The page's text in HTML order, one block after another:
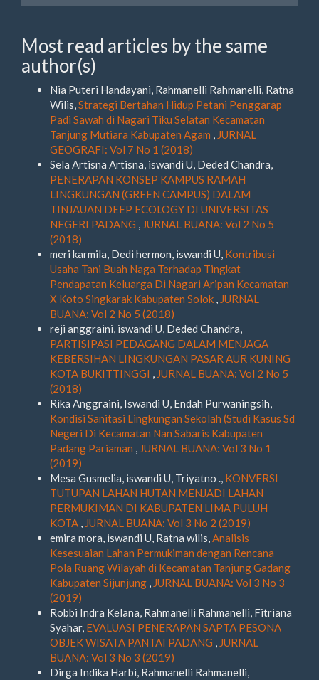
Most read articles by the same
author(s)
Nia Puteri Handayani, Rahmanelli Rahmanelli, Ratna
Wilis,Strategi Bertahan Hidup Petani Penggarap
Padi Sawah di Nagari Tiku Selatan Kecamatan
Tanjung Mutiara Kabupaten Agam , JURNAL
GEOGRAFI: Vol 7 No 1 (2018)
Sela Artisna Artisna, iswandi U, Deded Chandra,
PENERAPAN KONSEP KAMPUS RAMAH
LINGKUNGAN (GREEN CAMPUS) DALAM
TINJAUAN DEEP ECOLOGY DI UNIVERSITAS
NEGERI PADANG , JURNAL BUANA: Vol 2 No 5
(2018)
meri karmila, Dedi hermon, iswandi U, Kontribusi
Usaha Tani Buah Naga Terhadap Tingkat
Pendapatan Keluarga Di Nagari Aripan Kecamatan
X Koto Singkarak Kabupaten Solok , JURNAL
BUANA: Vol 2 No 5 (2018)
reji anggraini, iswandi U, Deded Chandra,
PARTISIPASI PEDAGANG DALAM MENJAGA
KEBERSIHAN LINGKUNGAN PASAR AUR KUNING
KOTA BUKITTINGGI , JURNAL BUANA: Vol 2 No 5
(2018)
Rika Anggraini, Iswandi U, Endah Purwaningsih,
Kondisi Sanitasi Lingkungan Sekolah (Studi Kasus Sd
Negeri Di Kecamatan Nan Sabaris Kabupaten
Padang Pariaman , JURNAL BUANA: Vol 3 No 1
(2019)
Mesa Gusmelia, iswandi U, Triyatno ., KONVERSI
TUTUPAN LAHAN HUTAN MENJADI LAHAN
PERMUKIMAN DI KABUPATEN LIMA PULUH
KOTA , JURNAL BUANA: Vol 3 No 2 (2019)
emira mora, iswandi U, Ratna wilis,Analisis
Kesesuaian Lahan Permukiman dengan Rencana
Pola Ruang Wilayah di Kecamatan Tanjung Gadang
Kabupaten Sijunjung , JURNAL BUANA: Vol 3 No 3
(2019)
Robbi Indra Kelana, Rahmanelli Rahmanelli, Fitriana
Syahar, EVALUASI PENERAPAN SAPTA PESONA
OBJEK WISATA PANTAI PADANG , JURNAL
BUANA: Vol 3 No 3 (2019)
Dirga Indika Harbi, Rahmanelli Rahmanelli,